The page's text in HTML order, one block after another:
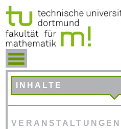
INHALTE
VERANSTALTUNGEN